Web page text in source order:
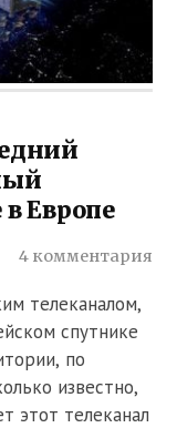
Европе
4 комментария
телеканалом,
спутнике
по
известно,
этот телеканал